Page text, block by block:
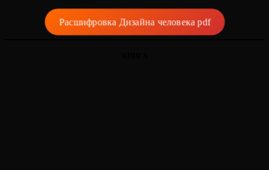
Расшифровка Дизайна человека pdf